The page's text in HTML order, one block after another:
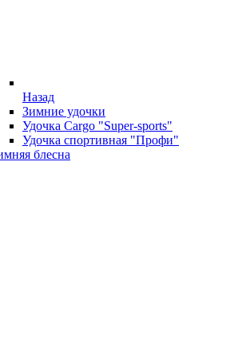
Назад
Зимние удочки
Удочка Cargo "Super-sports"
Удочка спортивная "Профи"
блесна